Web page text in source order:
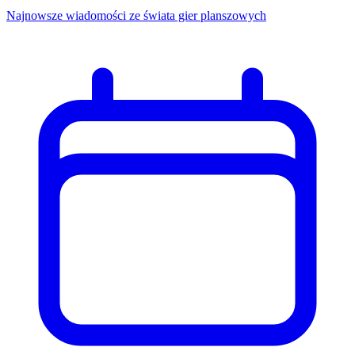
Najnowsze wiadomości ze świata gier planszowych